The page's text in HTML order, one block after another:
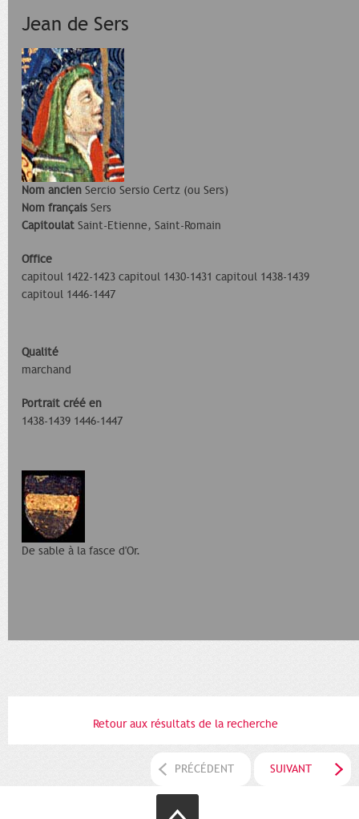
Jean de Sers
Nom ancien Sercio Sersio Certz (ou Sers)
Nom français Sers
Capitoulat Saint-Etienne, Saint-Romain
Office
capitoul 1422-1423 capitoul 1430-1431 capitoul 1438-1439
capitoul 1446-1447
Qualité
marchand
Portrait créé en
1438-1439 1446-1447
De sable à la fasce d'Or.
Retour aux résultats de la recherche
PRÉCÉDENT SUIVANT